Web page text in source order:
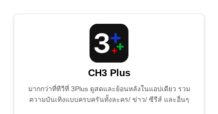
CH3 Plus
มากกว่าที่ทีวีที่ 3Plus ดูสดและย้อนหลังในแอปเดียว รวม
ความบันเทิงแบบครบครันทั้งละคร/ ข่าว/ ซีรีส์ และอื่นๆ